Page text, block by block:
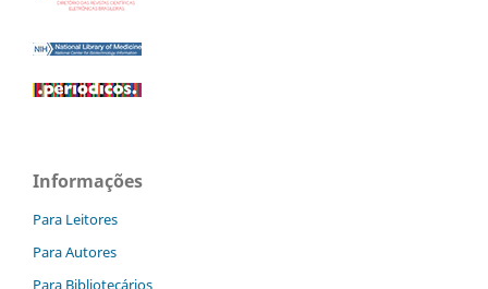
Informações
Para Leitores
Para Autores
Para Bibliotecários